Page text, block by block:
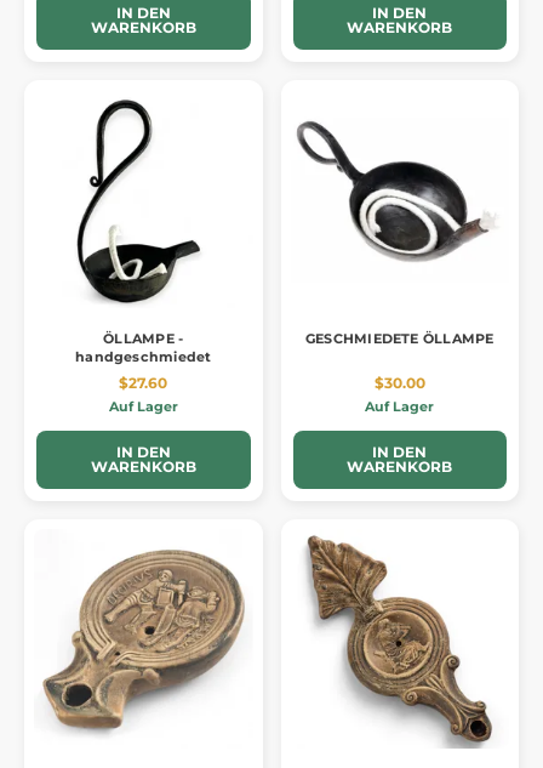
IN DEN
WARENKORB
IN DEN
WARENKORB
ÖLLAMPE -
handgeschmiedet
$27.60
Auf Lager
IN DEN
WARENKORB
GESCHMIEDETE ÖLLAMPE
$30.00
Auf Lager
IN DEN
WARENKORB